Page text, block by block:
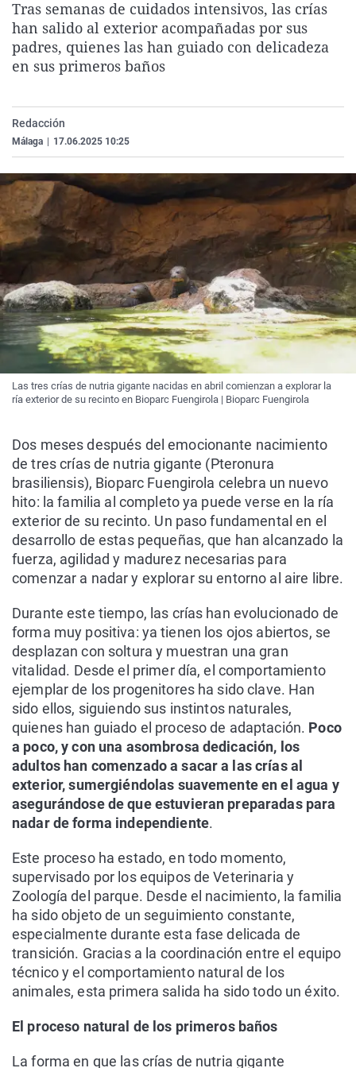
La rosa de los vientos
Gente viajera
Caso
Retornados
Extremadura
Galicia
Virales
Televisión
Tras semanas de cuidados intensivos, las crías
han salido al exterior acompañadas por sus
padres, quienes las han guiado con delicadeza
en sus primeros baños
Redacción
Málaga 17.06.2025 10:25
Las tres crías de nutria gigante nacidas en abril comienzan a explorar la
ría exterior de su recinto en Bioparc Fuengirola | Bioparc Fuengirola
Dos meses después del emocionante nacimiento
de tres crías de nutria gigante (Pteronura
brasiliensis), Bioparc Fuengirola celebra un nuevo
hito: la familia al completo ya puede verse en la ría
exterior de su recinto. Un paso fundamental en el
desarrollo de estas pequeñas, que han alcanzado la
fuerza, agilidad y madurez necesarias para
comenzar a nadar y explorar su entorno al aire libre.
Durante este tiempo, las crías han evolucionado de
forma muy positiva: ya tienen los ojos abiertos, se
desplazan con soltura y muestran una gran
vitalidad. Desde el primer día, el comportamiento
ejemplar de los progenitores ha sido clave. Han
sido ellos, siguiendo sus instintos naturales,
quienes han guiado el proceso de adaptación. Poco
a poco, y con una asombrosa dedicación, los
adultos han comenzado a sacar a las crías al
exterior, sumergiéndolas suavemente en el agua y
asegurándose de que estuvieran preparadas para
nadar de forma independiente.
Este proceso ha estado, en todo momento,
supervisado por los equipos de Veterinaria y
Zoología del parque. Desde el nacimiento, la familia
ha sido objeto de un seguimiento constante,
especialmente durante esta fase delicada de
transición. Gracias a la coordinación entre el equipo
técnico y el comportamiento natural de los
animales, esta primera salida ha sido todo un éxito.
El proceso natural de los primeros baños
La forma en que las crías de nutria gigante